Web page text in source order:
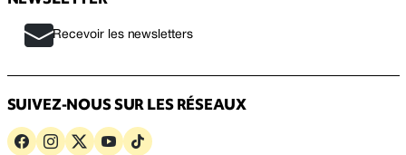
Recevoir les newsletters
SUIVEZ-NOUS SUR LES RÉSEAUX